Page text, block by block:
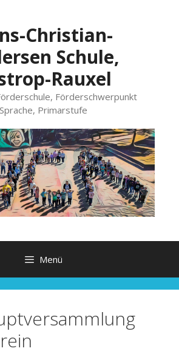
Christian-
Schule,
Rauxel
Förderschwerpunkt
Sprache, Primarstufe
Menü